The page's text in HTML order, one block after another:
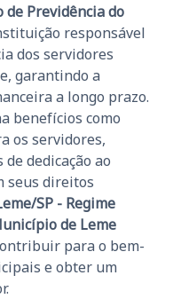
de Previdência do
responsável
dos servidores
garantindo a
a longo prazo.
benefícios como
os servidores,
dedicação ao
seus direitos
SP - Regime
de Leme
para o bem-
e obter um